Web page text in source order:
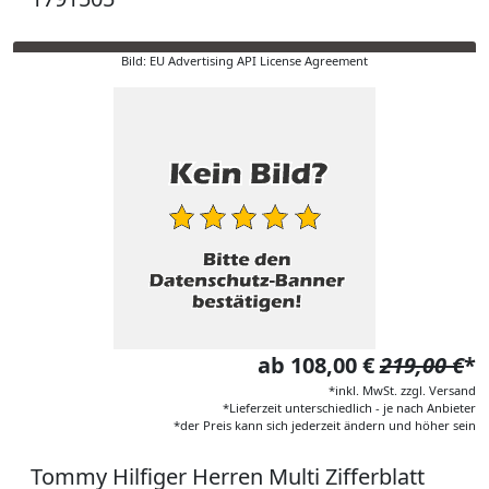
Bild: EU Advertising API License Agreement
ab 108,00 €219,00 €*
*inkl. MwSt. zzgl. Versand
*Lieferzeit unterschiedlich - je nach Anbieter
*der Preis kann sich jederzeit ändern und höher sein
Tommy Hilfiger Herren Multi Zifferblatt